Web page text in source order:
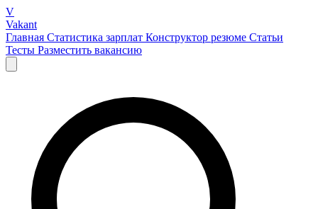
V
Vakant
Главная Статистика зарплат Конструктор резюме Статьи
Тесты Разместить вакансию